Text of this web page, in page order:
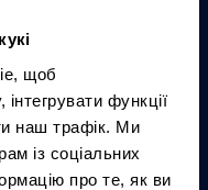
щоб
функції
наш трафік. Ми
із соціальних
про те, як ви
Perplexity
focused.